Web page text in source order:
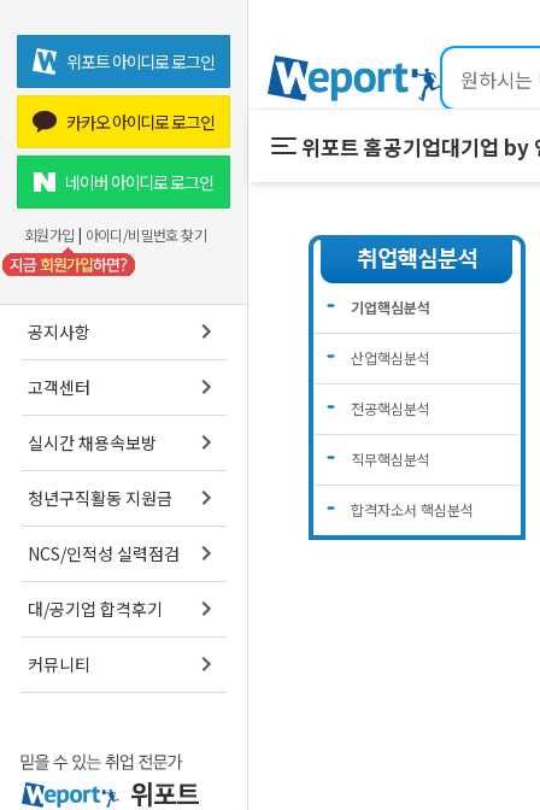
위포트 아이디로 로그인
카카오 아이디로 로그인
네이버 아이디로 로그인
회원가입 | 아이디/비밀번호 찾기
공지사항
고객센터
실시간 채용속보방
청년구직활동 지원금
NCS/인적성 실력점검
대/공기업 합격후기
커뮤니티
위포트 홈공기업대기업 by
프리패스
스마트학습실
기업핵심분석
산업핵심분석
전공핵심분석
직무핵심분석
합격자소서 핵심분석